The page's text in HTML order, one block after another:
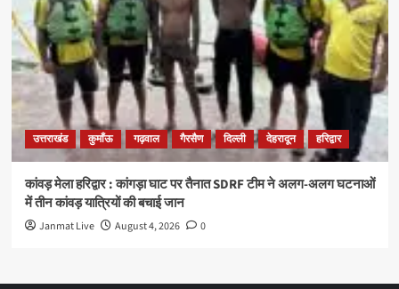
उत्तराखंड कुमाँऊ गढ़वाल गैरसैण दिल्ली देहरादून हरिद्वार
कांवड़ मेला हरिद्वार : कांगड़ा घाट पर तैनात SDRF टीम ने अलग-अलग घटनाओं
में तीन कांवड़ यात्रियों की बचाई जान
Janmat Live August 4, 2026 0